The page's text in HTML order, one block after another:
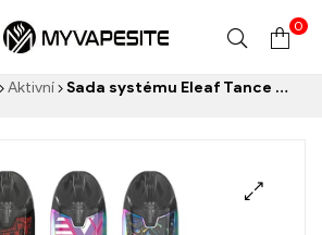
Myvapesite.de
0
Aktivní Sada systému Eleaf Tance Max Pod 1100mAh & 4ml e-cigarety velkoobchod丨Vlastní